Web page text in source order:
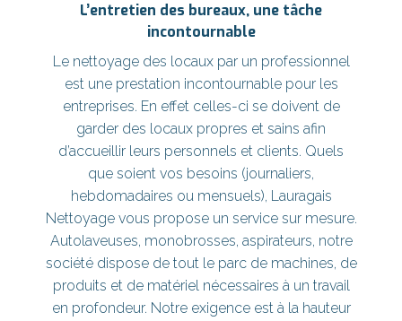
L’entretien des bureaux, une tâche
incontournable
Le nettoyage des locaux par un professionnel
est une prestation incontournable pour les
entreprises. En effet celles-ci se doivent de
garder des locaux propres et sains afin
d’accueillir leurs personnels et clients. Quels
que soient vos besoins (journaliers,
hebdomadaires ou mensuels), Lauragais
Nettoyage vous propose un service sur mesure.
Autolaveuses, monobrosses, aspirateurs, notre
société dispose de tout le parc de machines, de
produits et de matériel nécessaires à un travail
en profondeur. Notre exigence est à la hauteur